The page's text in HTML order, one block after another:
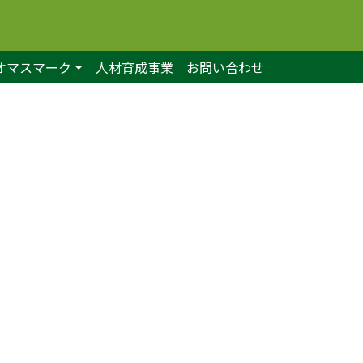
マスマーク 人材育成事業 お問い合わせ